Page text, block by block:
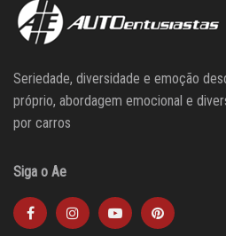
Seriedade, diversidade e emoção
próprio, abordagem emocional e
por carros
Siga o Ae